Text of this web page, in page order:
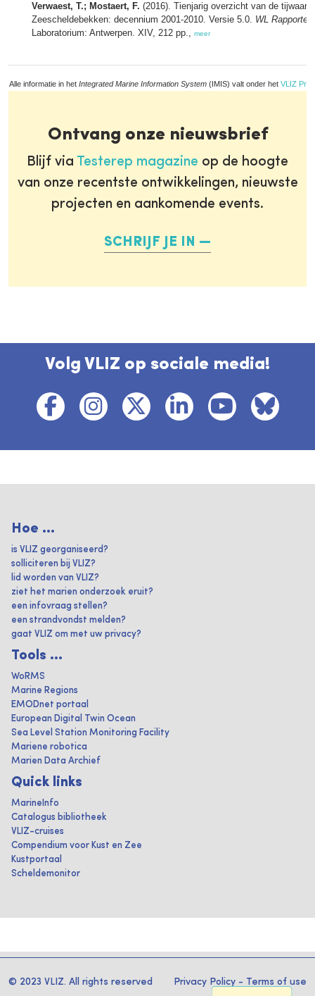
Verwaest, T.; Mostaert, F. (2016). Tienjarig overzicht van de
Zeescheldebekken: decennium 2001-2010. Versie 5.0. WL Rapporten
Laboratorium: Antwerpen. XIV, 212 pp., meer
Alle informatie in het Integrated Marine Information System (IMIS) valt onder het VLIZ
Ontvang onze nieuwsbrief
Blijf via Testerep magazine op de hoogte
van onze recentste ontwikkelingen, nieuwste
projecten en aankomende events.
SCHRIJF JE IN
Volg VLIZ op sociale media!
Hoe ...
is VLIZ georganiseerd?
solliciteren bij VLIZ?
lid worden van VLIZ?
ziet het marien onderzoek eruit?
een infovraag stellen?
een strandvondst melden?
gaat VLIZ om met uw privacy?
Tools ...
WoRMS
Marine Regions
EMODnet portaal
European Digital Twin Ocean
Sea Level Station Monitoring Facility
Mariene robotica
Marien Data Archief
Quick links
MarineInfo
Catalogus bibliotheek
VLIZ-cruises
Compendium voor Kust en Zee
Kustportaal
Scheldemonitor
© 2023 VLIZ. All rights reserved Privacy Policy - Terms of use